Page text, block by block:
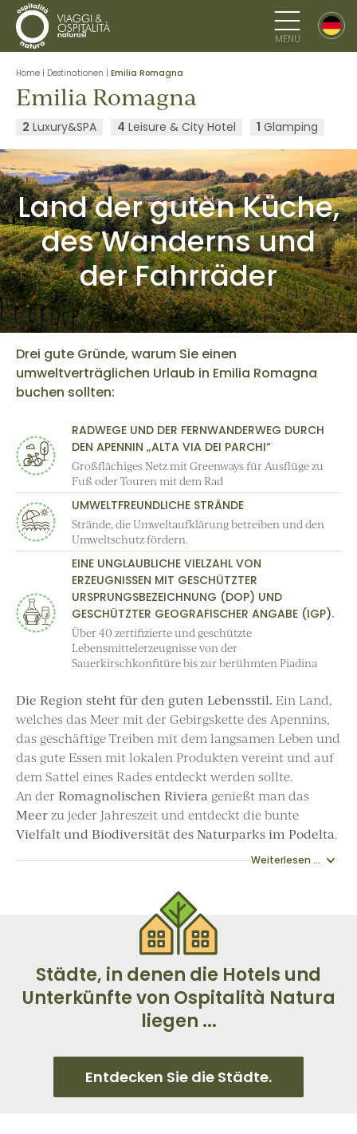
MENU
Home | Destinationen | Emilia Romagna
Emilia Romagna
2 Luxury&SPA 4 Leisure & City Hotel 1 Glamping
Land der guten Küche,
des Wanderns und
der Fahrräder
Drei gute Gründe, warum Sie einen
umweltverträglichen Urlaub in Emilia Romagna
buchen sollten:
RADWEGE UND DER FERNWANDERWEG DURCH
DEN APENNIN „ALTA VIA DEI PARCHI“
Großflächiges Netz mit Greenways für Ausflüge zu
Fuß oder Touren mit dem Rad
UMWELTFREUNDLICHE STRÄNDE
Strände, die Umweltaufklärung betreiben und den
Umweltschutz fördern.
EINE UNGLAUBLICHE VIELZAHL VON
ERZEUGNISSEN MIT GESCHÜTZTER
URSPRUNGSBEZEICHNUNG (DOP) UND
GESCHÜTZTER GEOGRAFISCHER ANGABE (IGP).
Über 40 zertifizierte und geschützte
Lebensmittelerzeugnisse von der
Sauerkirschkonfitüre bis zur berühmten Piadina
Die Region steht für den guten Lebensstil. Ein Land,
welches das Meer mit der Gebirgskette des Apennins,
das geschäftige Treiben mit dem langsamen Leben und
das gute Essen mit lokalen Produkten vereint und auf
dem Sattel eines Rades entdeckt werden sollte.
An der Romagnolischen Riviera genießt man das
Meer zu jeder Jahreszeit und entdeckt die bunte
Vielfalt und Biodiversität des Naturparks im Podelta.
Weiterlesen ...
Städte, in denen die Hotels und
Unterkünfte von Ospitalità Natura
liegen ...
Entdecken Sie die Städte.